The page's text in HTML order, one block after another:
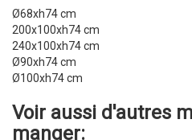
Ø68xh74 cm
200x100xh74 cm
240x100xh74 cm
Ø90xh74 cm
Ø100xh74 cm
Voir aussi d'autres
manger: